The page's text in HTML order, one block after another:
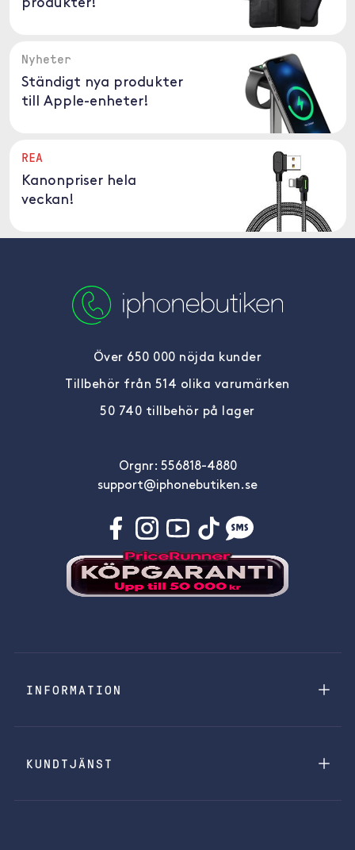
produkter!
Nyheter
Ständigt nya produkter
till Apple-enheter!
REA
Kanonpriser hela
veckan!
Över 650 000 nöjda kunder
Tillbehör från 514 olika varumärken
50 740 tillbehör på lager
Orgnr: 556818-4880
support@iphonebutiken.se
INFORMATION
KUNDTJÄNST